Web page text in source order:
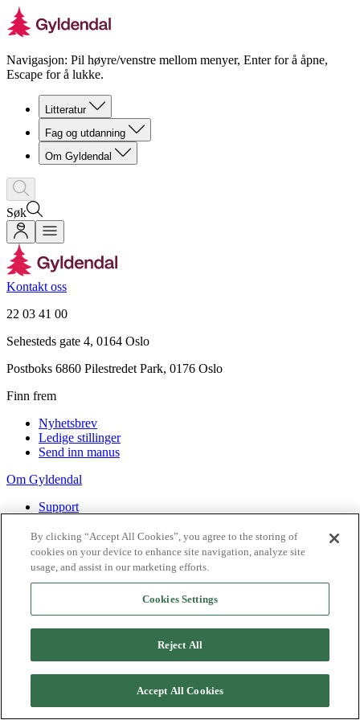
Navigasjon: Pil høyre/venstre mellom menyer, Enter for å åpne,
Escape for å lukke.
Litteratur
Fag og utdanning
Om Gyldendal
Søk
Kontakt oss
22 03 41 00
Sehesteds gate 4, 0164 Oslo
Postboks 6860 Pilestredet Park, 0176 Oslo
Finn frem
Nyhetsbrev
Ledige stillinger
Send inn manus
Om Gyldendal
Support
Agency
2026Gyldendal
Personvernerklæringer
Informasjonskapsler
By clicking “Accept All Cookies”, you agree to the storing of
cookies on your device to enhance site navigation, analyze site
usage, and assist in our marketing efforts.
Cookies Settings
Reject All
Accept All Cookies